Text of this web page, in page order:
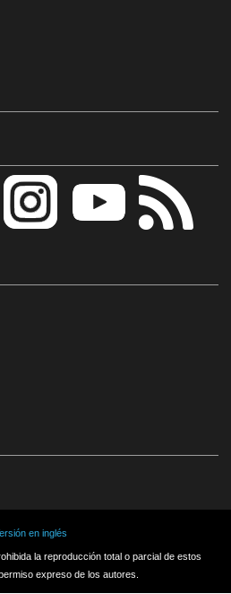
en inglés
la reproducción total o parcial de estos
expreso de los autores.